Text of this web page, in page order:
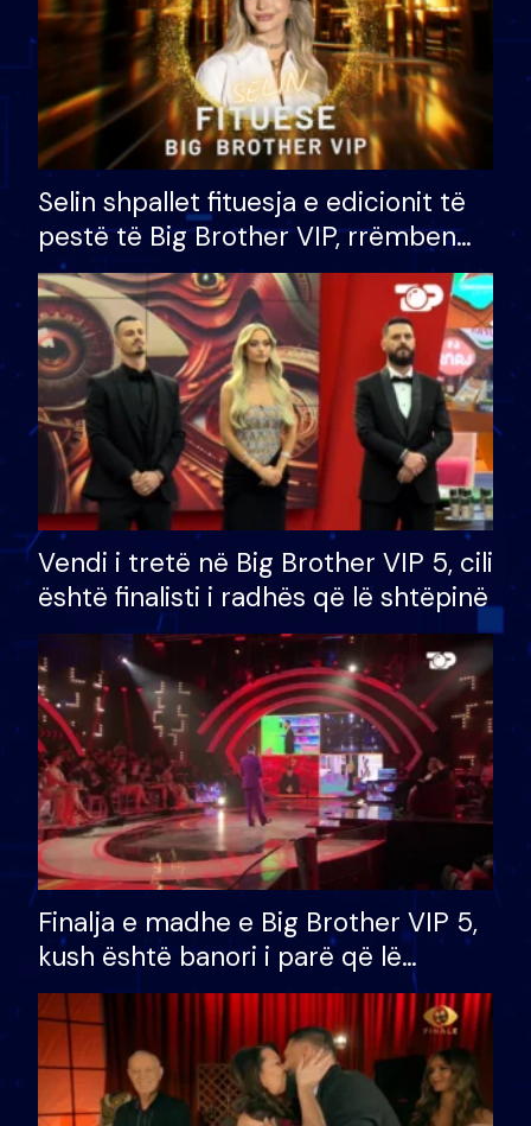
Selin shpallet fituesja e edicionit të
pestë të Big Brother VIP, rrëmben
çmimin e madh prej 100 mijë eurosh
Vendi i tretë në Big Brother VIP 5, cili
është finalisti i radhës që lë shtëpinë
Finalja e madhe e Big Brother VIP 5,
kush është banori i parë që lë
shtëpinë dhe humb mundësinë për
të fituar çmimin e madh